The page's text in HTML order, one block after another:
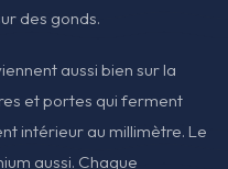
des gonds.
aussi bien sur la
et portes qui ferment
intérieur au millimètre. Le
aussi. Chaque